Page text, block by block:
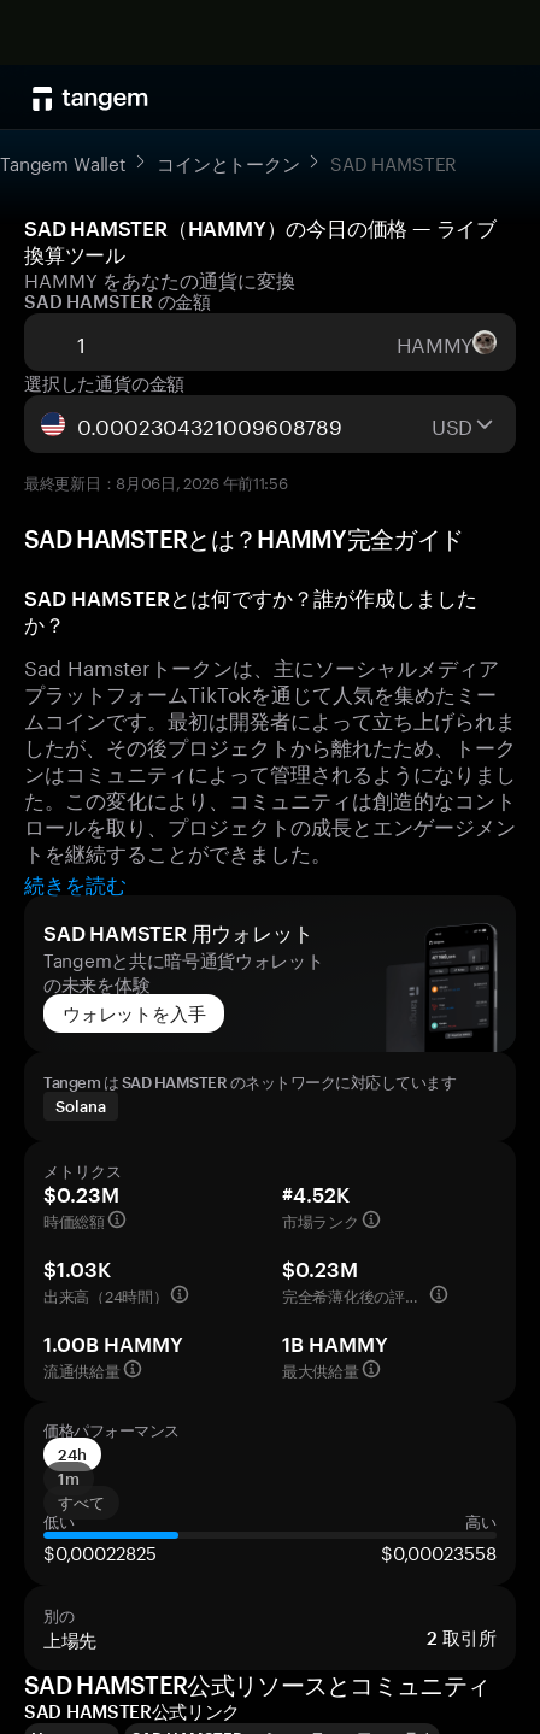
Tangem Wallet コインとトークン SAD HAMSTER
SAD HAMSTER（HAMMY）の今日の価格 — ライブ
換算ツール
HAMMY をあなたの通貨に変換
SAD HAMSTER の金額
HAMMY
選択した通貨の金額
USD
最終更新日：8月06日, 2026 午前11:56
SAD HAMSTERとは？HAMMY完全ガイド
SAD HAMSTERとは何ですか？誰が作成しました
か？
Sad Hamsterトークンは、主にソーシャルメディア
プラットフォームTikTokを通じて人気を集めたミー
ムコインです。最初は開発者によって立ち上げられま
したが、その後プロジェクトから離れたため、トーク
ンはコミュニティによって管理されるようになりまし
た。この変化により、コミュニティは創造的なコント
ロールを取り、プロジェクトの成長とエンゲージメン
トを継続することができました。
続きを読む
SAD HAMSTER 用ウォレット
Tangemと共に暗号通貨ウォレット
の未来を体験
ウォレットを入手
Tangem は SAD HAMSTER のネットワークに対応しています
Solana
メトリクス
$0.23M
時価総額
#4.52K
市場ランク
$1.03K
出来高（24時間）
$0.23M
完全希薄化後の評価額
1.00B HAMMY
流通供給量
1B HAMMY
最大供給量
価格パフォーマンス
24h
1m
すべて
低い
高い
$0,00022825 $0,00023558
別の
上場先 2 取引所
SAD HAMSTER公式リソースとコミュニティ
SAD HAMSTER公式リンク